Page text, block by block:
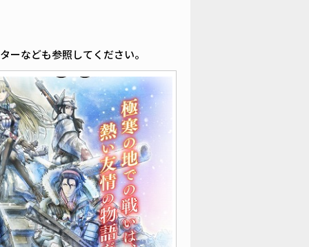
ーなども参照してください。